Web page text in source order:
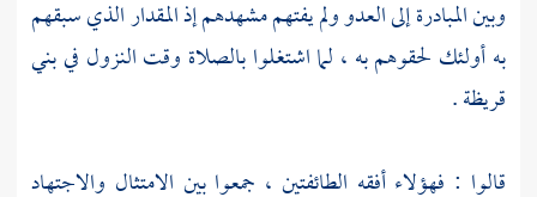
وبين المبادرة إلى العدو ولم يفتهم مشهدهم إذ المقدار الذي سبقهم
به أولئك لحقوهم به ، لما اشتغلوا بالصلاة وقت النزول فيبني
قريظة.
قالوا : فهؤلاء أفقه الطائفتين ، جمعوا بين الامتثال والاجتهاد